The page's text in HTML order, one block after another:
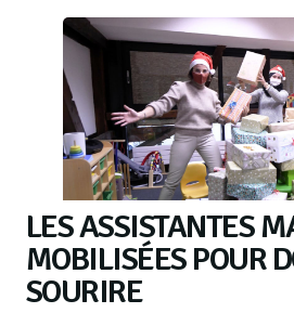
LES ASSISTANTES
MOBILISÉES POUR
SOURIRE